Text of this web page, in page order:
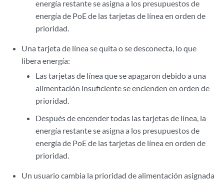
energía restante se asigna a los presupuestos de
energía de PoE de las tarjetas de línea en orden de
prioridad.
Una tarjeta de línea se quita o se desconecta, lo que
libera energía:
Las tarjetas de línea que se apagaron debido a una
alimentación insuficiente se encienden en orden de
prioridad.
Después de encender todas las tarjetas de línea, la
energía restante se asigna a los presupuestos de
energía de PoE de las tarjetas de línea en orden de
prioridad.
Un usuario cambia la prioridad de alimentación asignada